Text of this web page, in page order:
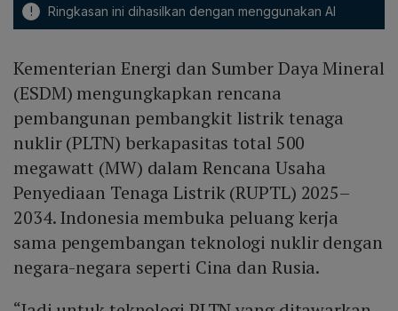
! Ringkasan ini dihasilkan dengan menggunakan AI
Kementerian Energi dan Sumber Daya Mineral
(ESDM) mengungkapkan rencana
pembangunan pembangkit listrik tenaga
nuklir (PLTN) berkapasitas total 500
megawatt (MW) dalam Rencana Usaha
Penyediaan Tenaga Listrik (RUPTL) 2025–
2034. Indonesia membuka peluang kerja
sama pengembangan teknologi nuklir dengan
negara-negara seperti Cina dan Rusia.